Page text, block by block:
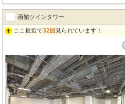
函館ツインタワー
ここ最近で32回 見られています！